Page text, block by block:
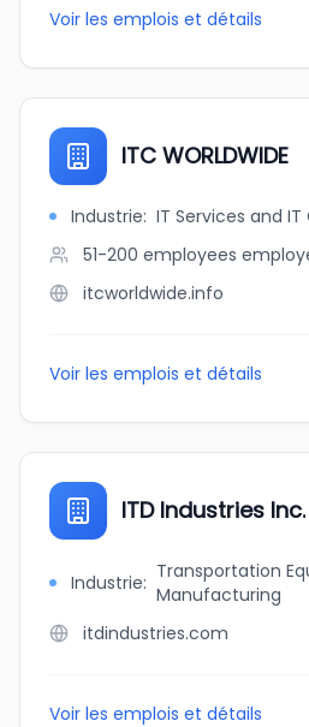
Voir les emplois et détails
ITC WORLDWIDE
Industrie: IT Services and
51-200 employees
itcworldwide.info
Voir les emplois et détails
ITD Industries Inc.
Industrie: Transportation
Manufacturing
itdindustries.com
Voir les emplois et détails